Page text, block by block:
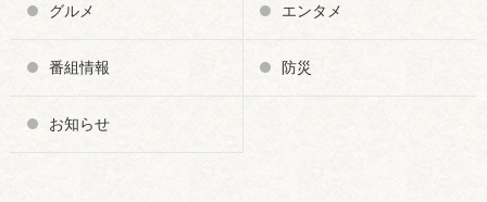
グルメ エンタメ
番組情報 防災
お知らせ